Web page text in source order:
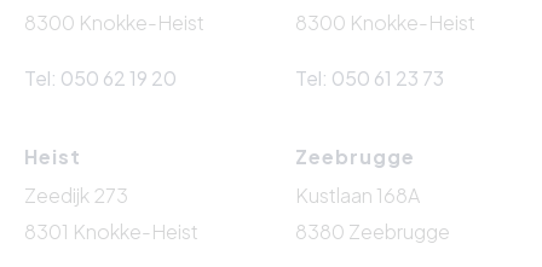
8300 Knokke-Heist
Tel: 050 62 19 20
8300 Knokke-Heist
Tel: 050 61 23 73
Heist
Zeedijk 273
8301 Knokke-Heist
Zeebrugge
Kustlaan 168A
8380 Zeebrugge